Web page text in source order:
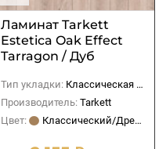
Ламинат Tarkett
Estetica Oak Effect
Tarragon / Дуб
Тип укладки: Классическая (прямая)
Производитель: Tarkett
Цвет:
Классический/Древесный